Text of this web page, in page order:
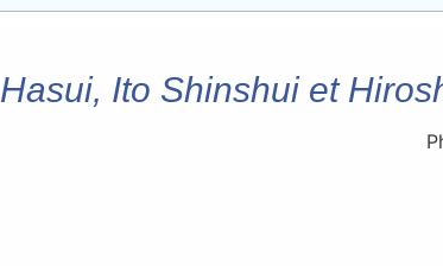
Hasui, Ito Shinshui et